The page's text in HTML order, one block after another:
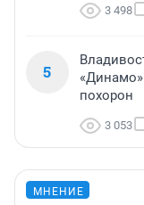
3 498
5
похорон
3 053
МНЕНИЕ